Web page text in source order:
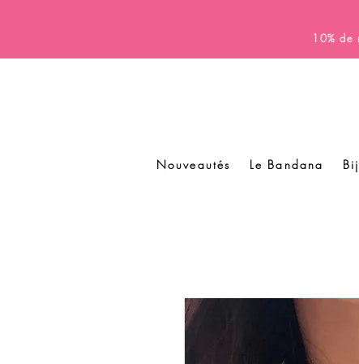
10% de
Nouveautés Le Bandana